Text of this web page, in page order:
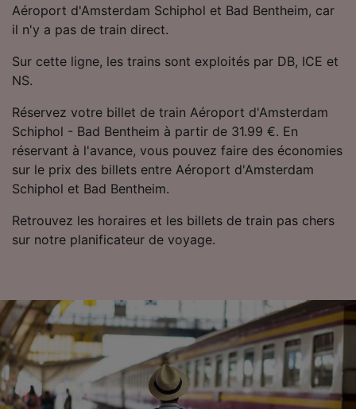
Aéroport d'Amsterdam Schiphol et Bad Bentheim, car
il n'y a pas de train direct.
Sur cette ligne, les trains sont exploités par DB, ICE et
NS.
Réservez votre billet de train Aéroport d'Amsterdam
Schiphol - Bad Bentheim à partir de 31.99 €. En
réservant à l'avance, vous pouvez faire des économies
sur le prix des billets entre Aéroport d'Amsterdam
Schiphol et Bad Bentheim.
Retrouvez les horaires et les billets de train pas chers
sur notre planificateur de voyage.